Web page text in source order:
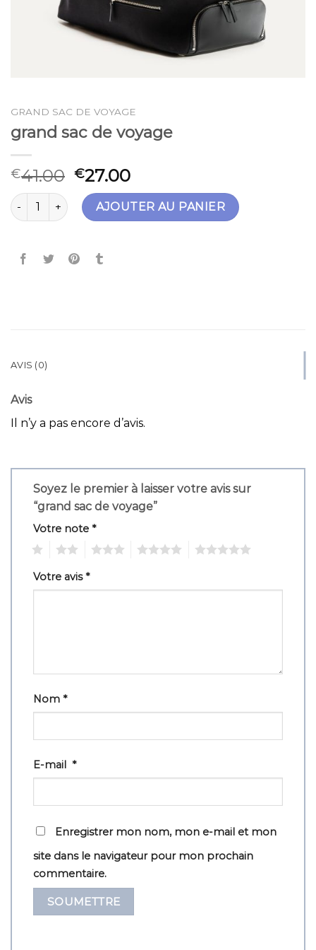
GRAND SAC DE VOYAGE
grand sac de voyage
€41.00 €27.00
quantité de grand sac de voyage
AJOUTER AU PANIER
AVIS (0)
Avis
Il n’y a pas encore d’avis.
Soyez le premier à laisser votre avis sur
“grand sac de voyage”
Votre note *
Votre avis*
Nom *
E-mail *
Enregistrer mon nom, mon e-mail et mon
site dans le navigateur pour mon prochain
commentaire.